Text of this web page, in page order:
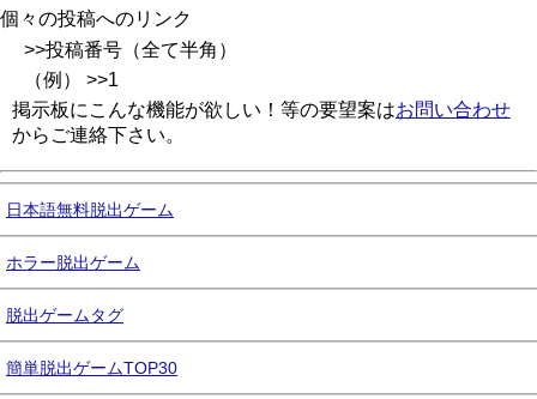
個々の投稿へのリンク
>>投稿番号（全て半角）
（例） >>1
掲示板にこんな機能が欲しい！等の要望案はお問い合わせ
からご連絡下さい。
日本語無料脱出ゲーム
ホラー脱出ゲーム
脱出ゲームタグ
簡単脱出ゲームTOP30